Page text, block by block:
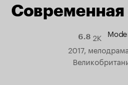
Современная
6.8Рейтинг
Кинопоиска
6.8
2K
2017,